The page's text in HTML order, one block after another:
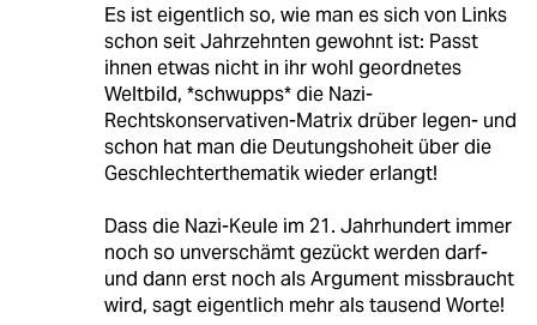
Es ist eigentlich so, wie man es sich von Links
schon seit Jahrzehnten gewohnt ist: Passt
ihnen etwas nicht in ihr wohl geordnetes
Weltbild, *schwupps* die Nazi-
Rechtskonservativen-Matrix drüber legen- und
schon hat man die Deutungshoheit über die
Geschlechterthematik wieder erlangt!
Dass die Nazi-Keule im 21. Jahrhundert immer
noch so unverschämt gezückt werden darf-
und dann erst noch als Argument missbraucht
wird, sagt eigentlich mehr als tausend Worte!